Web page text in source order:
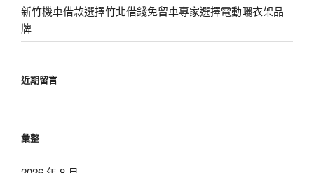
新竹機車借款選擇竹北借錢免留車專家選擇電動曬衣架品
牌
近期留言
彙整